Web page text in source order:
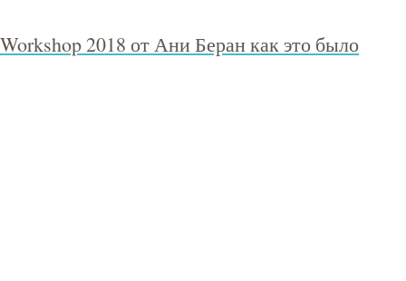
Workshop 2018 от Ани Беран как это было